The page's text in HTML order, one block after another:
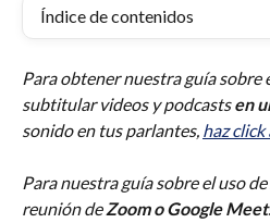
Índice de contenidos
Para obtener nuestra guía sobre
subtitular videos y podcasts en
sonido en tus parlantes, haz click
Para nuestra guía sobre el uso
reunión de Zoom o Google